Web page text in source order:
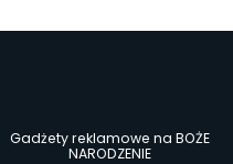
Gadżety reklamowe na BOŻE
NARODZENIE